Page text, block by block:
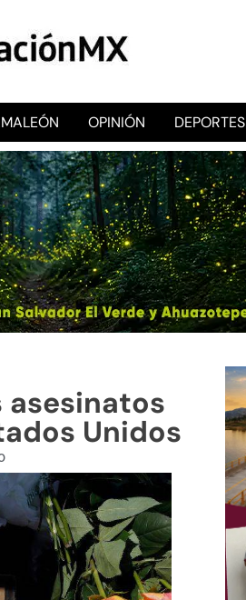
independienteOPINIÓN DEPORTES
asesinatos
Unidos